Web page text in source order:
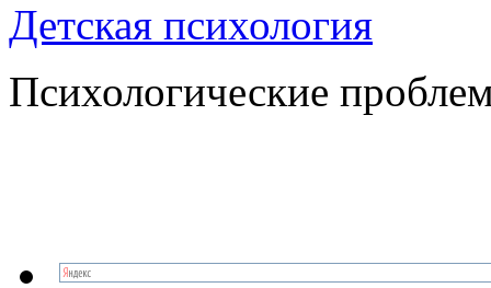
Детская психология
Психологические